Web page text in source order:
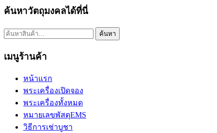
ค้นหาวัตถุมงคลได้ที่นี่
ค้นหา: ค้นหา
เมนูร้านค้า
หน้าแรก
พระเครื่องเปิดจอง
พระเครื่องทั้งหมด
หมายเลขพัสดุEMS
วิธีการเช่าบูชา